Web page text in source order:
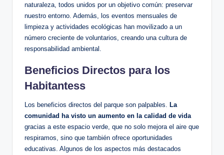
naturaleza, todos unidos por un objetivo común: preservar
nuestro entorno. Además, los eventos mensuales de
limpieza y actividades ecológicas han movilizado a un
número creciente de voluntarios, creando una cultura de
responsabilidad ambiental.
Beneficios Directos para los
Habitantess
Los beneficios directos del parque son palpables.
La
comunidad ha visto un aumento en la calidad de vida
gracias a este espacio verde, que no solo mejora el aire que
respiramos, sino que también ofrece oportunidades
educativas. Algunos de los aspectos más destacados